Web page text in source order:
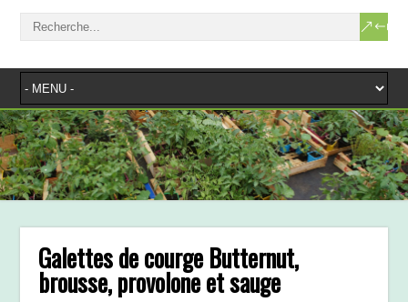
Galettes de courge Butternut,
brousse, provolone et sauge